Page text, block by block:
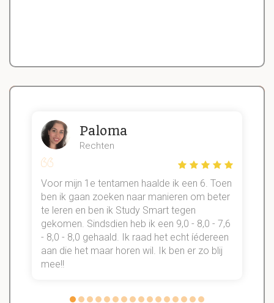
Paloma
Rechten
Voor mijn 1e tentamen haalde ik een 6. Toen
ben ik gaan zoeken naar manieren om beter
te leren en ben ik Study Smart tegen
gekomen. Sindsdien heb ik een 9,0 - 8,0 - 7,6
- 8,0 - 8,0 gehaald. Ik raad het echt íédereen
aan die het maar horen wil. Ik ben er zo blij
mee!!